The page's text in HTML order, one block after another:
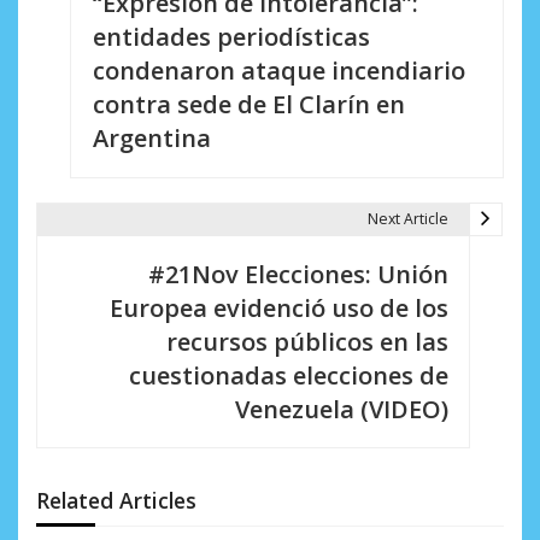
e
entidades periodísticas
condenaron ataque incendiario
contra sede de El Clarín en
Argentina
Next Article
#21Nov Elecciones: Unión
Europea evidenció uso de los
recursos públicos en las
cuestionadas elecciones de
Venezuela (VIDEO)
Related Articles